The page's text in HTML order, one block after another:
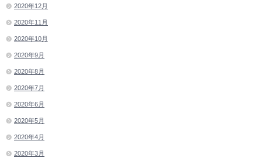
2020年12月
2020年11月
2020年10月
2020年9月
2020年8月
2020年7月
2020年6月
2020年5月
2020年4月
2020年3月